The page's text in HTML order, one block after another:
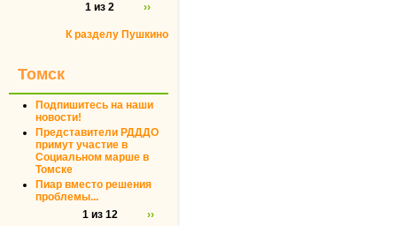
1 из 2
››
К разделу Пушкино
Томск
Подпишитесь на наши
новости!
Представители РДДДО
примут участие в
Социальном марше в
Томске
Пиар вместо решения
проблемы...
1 из 12
››